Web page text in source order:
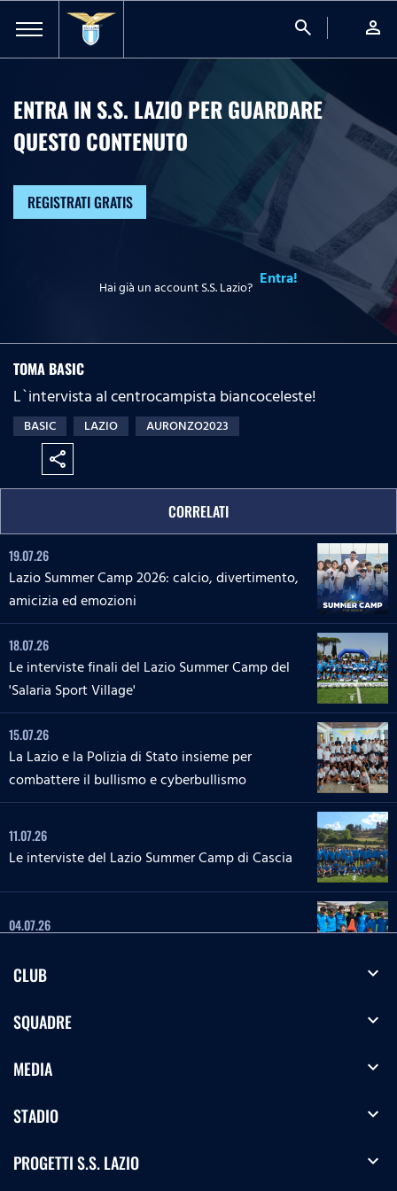
search person
ENTRA IN S.S. LAZIO PER GUARDARE
QUESTO CONTENUTO
REGISTRATI GRATIS
Hai già un account S.S. Lazio? Entra!
TOMA BASIC
L`intervista al centrocampista biancoceleste!
BASIC LAZIO AURONZO2023
share
CORRELATI
19.07.26
Lazio Summer Camp 2026: calcio, divertimento,
amicizia ed emozioni
18.07.26
Le interviste finali del Lazio Summer Camp del
'Salaria Sport Village'
15.07.26
La Lazio e la Polizia di Stato insieme per
combattere il bullismo e cyberbullismo
11.07.26
Le interviste del Lazio Summer Camp di Cascia
04.07.26
Le interviste del Lazio Summer Camp del 'Green
'La Lepre e la tartaruga' - La squadra Speciale
CLUB expand_more
SQUADRE expand_more
MEDIA expand_more
STADIO expand_more
PROGETTI S.S. LAZIO expand_more